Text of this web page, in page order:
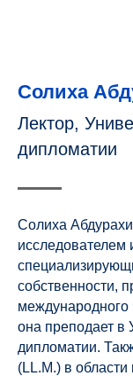
Солиха
Лектор,
дипломатии
Солиха
собственности,
международного
она преподает в
дипломатии.
(LL.M.) в области